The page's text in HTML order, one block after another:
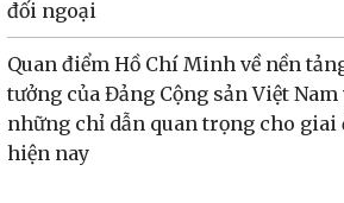
đối ngoại
Quan điểm Hồ Chí Minh về nền
tưởng của Đảng Cộng sản Việt Nam
những chỉ dẫn quan trọng cho giai
hiện nay